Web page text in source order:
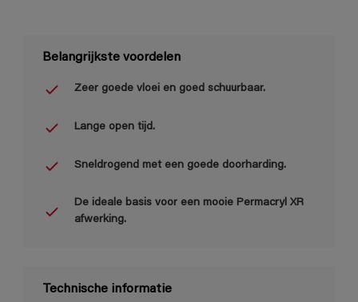
Belangrijkste voordelen
Zeer goede vloei en goed schuurbaar.
Lange open tijd.
Sneldrogend met een goede doorharding.
De ideale basis voor een mooie Permacryl XR
afwerking.
Technische informatie